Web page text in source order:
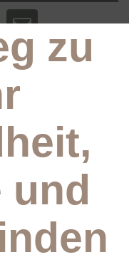
Mailzu
und